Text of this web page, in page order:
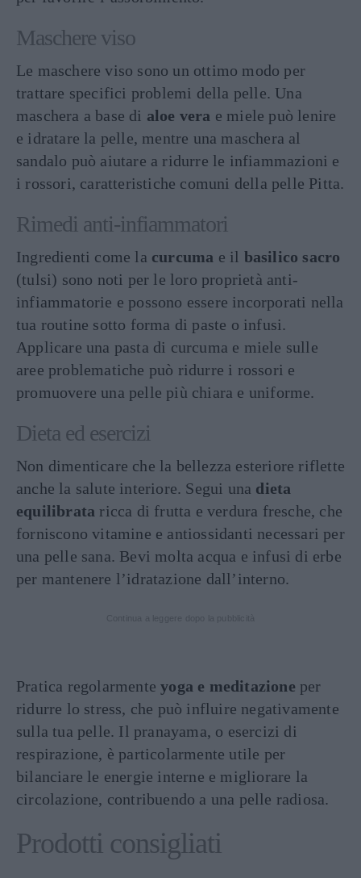
Maschere viso
Le maschere viso sono un ottimo modo per
trattare specifici problemi della pelle. Una
maschera a base di aloe vera e miele può lenire
e idratare la pelle, mentre una maschera al
sandalo può aiutare a ridurre le infiammazioni e
i rossori, caratteristiche comuni della pelle Pitta.
Rimedi anti-infiammatori
Ingredienti come la curcuma e il basilico sacro
(tulsi) sono noti per le loro proprietà anti-
infiammatorie e possono essere incorporati nella
tua routine sotto forma di paste o infusi.
Applicare una pasta di curcuma e miele sulle
aree problematiche può ridurre i rossori e
promuovere una pelle più chiara e uniforme.
Dieta ed esercizi
Non dimenticare che la bellezza esteriore riflette
anche la salute interiore. Segui una dieta
equilibrata ricca di frutta e verdura fresche, che
forniscono vitamine e antiossidanti necessari per
una pelle sana. Bevi molta acqua e infusi di erbe
per mantenere l’idratazione dall’interno.
Pratica regolarmenteyoga e meditazione per
ridurre lo stress, che può influire negativamente
sulla tua pelle. Il pranayama, o esercizi di
respirazione, è particolarmente utile per
bilanciare le energie interne e migliorare la
circolazione, contribuendo a una pelle radiosa.
Prodotti consigliati